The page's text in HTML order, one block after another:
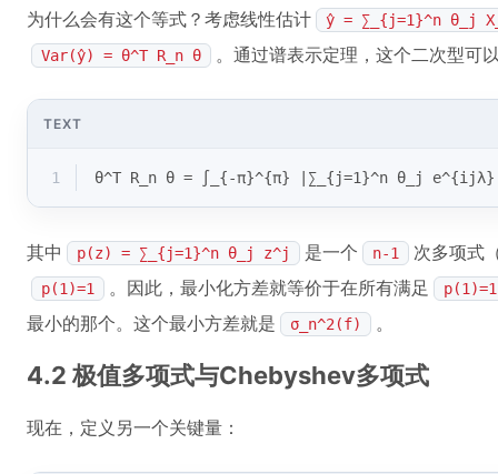
为什么会有这个等式？考虑线性估计
ŷ = ∑_{j=1}^n θ_j
Var(ŷ) = θ^T R_n θ
。通过谱表示定理，这个二次型可
TEXT
1 θ^T R_n θ = ∫_{-π}^{π} |∑_{j=1}^n θ_j
其中 p(z) = ∑_{j=1}^n θ_j z^j 是一个 n-1 次多项式
p(1)=1 。因此，最小化方差就等价于在所有满足 p(1)=1
最小的那个。这个最小方差就是 σ_n^2(f) 。
4.2 极值多项式与Chebyshev多项式
现在，定义另一个关键量：